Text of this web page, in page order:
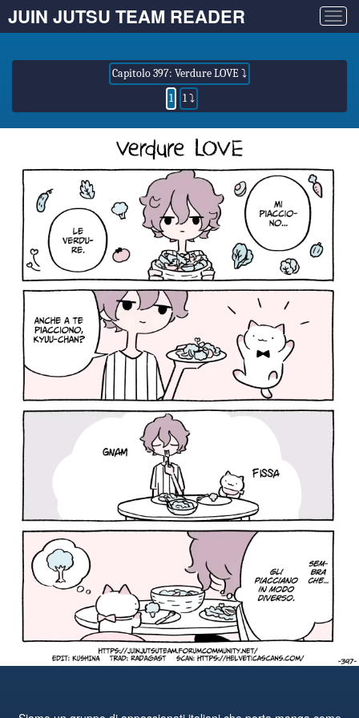
JUIN JUTSU TEAM READER
Capitolo 397: Verdure LOVE ⤵
1
1 ⤵